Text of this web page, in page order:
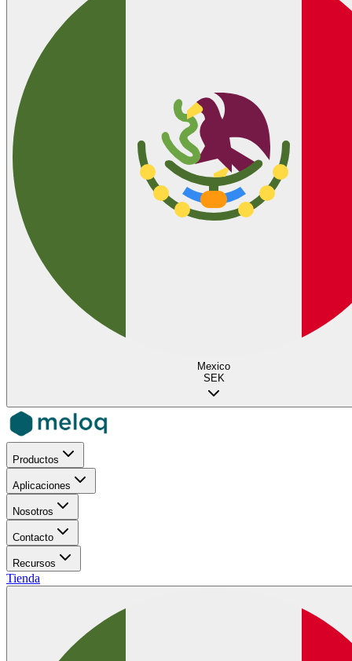
Mexico
SEK
Productos
Aplicaciones
Nosotros
Contacto
Recursos
Tienda